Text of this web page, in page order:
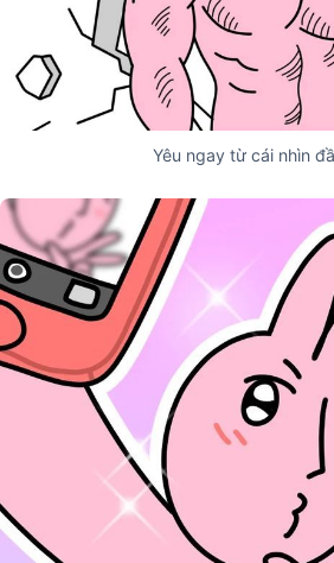
Yêu ngay từ cái nhìn